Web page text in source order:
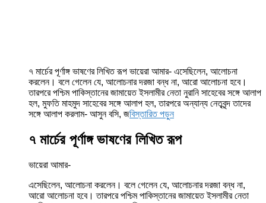
৭ মার্চের পূর্ণাঙ্গ ভাষণের লিখিত রূপ ভায়েরা আমার- এসেছিলেন, আলোচনা
করলেন। বলে গেলেন যে, আলোচনার দরজা বন্ধ না, আরো আলোচনা হবে।
তারপরে পশ্চিম পাকিস্তানের জামায়েত ইসলামীর নেতা নুরানি সাহেবের সঙ্গে আলাপ
হল, মুফতি মাহমুদ সাহেবের সঙ্গে আলাপ হল, তারপরে অন্যান্য নেতৃবৃন্দ তাদের
সঙ্গে আলাপ করলাম- আসুন বসি, জবিস্তারিত পড়ুন
৭ মার্চের পূর্ণাঙ্গ ভাষণের লিখিত রূপ
ভায়েরা আমার-
এসেছিলেন, আলোচনা করলেন। বলে গেলেন যে, আলোচনার দরজা বন্ধ না,
আরো আলোচনা হবে। তারপরে পশ্চিম পাকিস্তানের জামায়েত ইসলামীর নেতা